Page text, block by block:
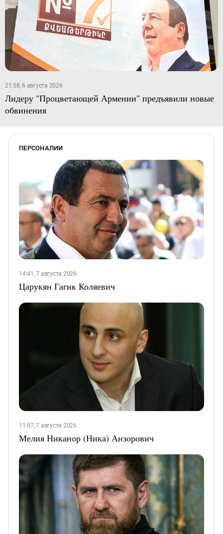
21:58, 6 августа 2026
Лидеру "Процветающей Армении" предъявили новые
обвинения
ПЕРСОНАЛИИ
14:41, 7 августа 2026
Царукян Гагик Коляевич
11:07, 7 августа 2026
Мелия Никанор (Ника) Анзорович